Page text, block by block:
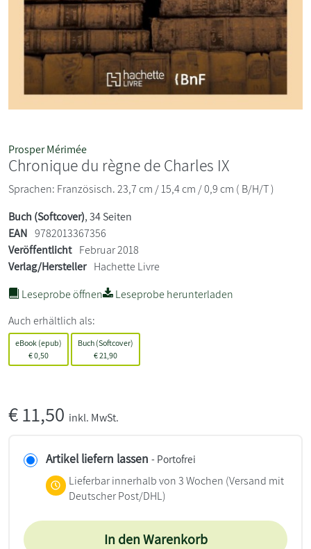
Prosper Mérimée
Chronique du règne de Charles IX
Sprachen: Französisch. 23,7 cm / 15,4 cm / 0,9 cm ( B/H/T )
Buch (Softcover), 34 Seiten
EAN 9782013367356
Veröffentlicht Februar 2018
Verlag/Hersteller Hachette Livre
Leseprobe öffnen
Leseprobe herunterladen
Auch erhältlich als:
eBook (epub)
€0,50
Buch (Softcover)
€21,90
€11,50 inkl. MwSt.
Artikel liefern lassen - Portofrei
Lieferbar innerhalb von 3 Wochen (Versand mit
Deutscher Post/DHL)
In den Warenkorb